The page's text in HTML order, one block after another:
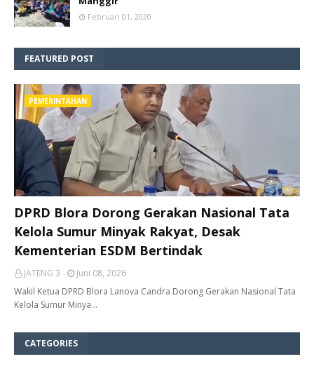
Februari 01, 2020
FEATURED POST
PEMERINTAHAN
DPRD Blora Dorong Gerakan Nasional Tata
Kelola Sumur Minyak Rakyat, Desak
Kementerian ESDM Bertindak
JATENG 3
Juni 08, 2026
Wakil Ketua DPRD Blora Lanova Candra Dorong Gerakan Nasional Tata
Kelola Sumur Minya…
CATEGORIES